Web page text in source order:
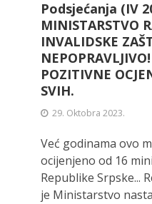
Podsjećanja (IV
MINISTARSTVO
INVALIDSKE
POZITIVNE
SVIH.
29. Oktobra 2023.
Već godinama ovo
ocijenjeno od 16
Republike Srpske...
je Ministarstvo